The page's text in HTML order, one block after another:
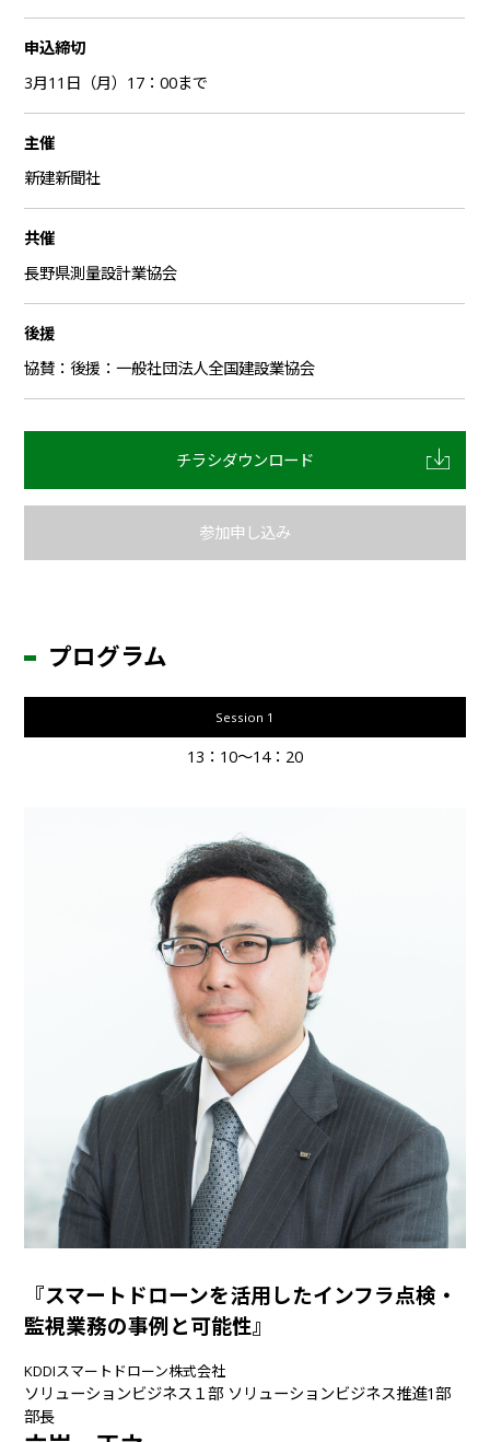
申込締切
3月11日（月）17：00まで
主催
新建新聞社
共催
長野県測量設計業協会
後援
協賛：後援：一般社団法人全国建設業協会
チラシダウンロード
参加申し込み
プログラム
Session 1
13：10～14：20
『スマートドローンを活用したインフラ点検・
監視業務の事例と可能性』
KDDIスマートドローン株式会社
ソリューションビジネス１部 ソリューションビジネス推進1部
部長